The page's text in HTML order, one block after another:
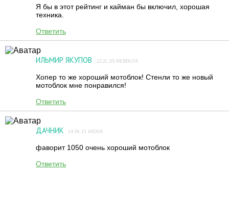
Я бы в этот рейтинг и кайман бы включил, хорошая
техника.
Ответить
ИЛЬМИР ЯКУПОВ 22:21, 03 ФЕВРАЛЯ
Хопер то же хороший мотоблок! Стенли то же новый
мотоблок мне понравился!
Ответить
ДАЧНИК 14:34, 11 ИЮНЯ
фаворит 1050 очень хороший мотоблок
Ответить